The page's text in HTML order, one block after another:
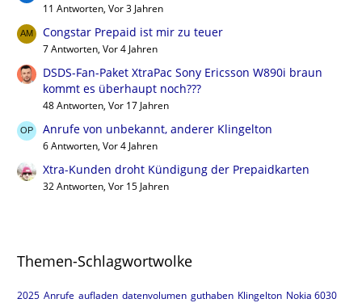
11 Antworten, Vor 3 Jahren
Congstar Prepaid ist mir zu teuer
7 Antworten, Vor 4 Jahren
DSDS-Fan-Paket XtraPac Sony Ericsson W890i braun
kommt es überhaupt noch???
48 Antworten, Vor 17 Jahren
Anrufe von unbekannt, anderer Klingelton
6 Antworten, Vor 4 Jahren
Xtra-Kunden droht Kündigung der Prepaidkarten
32 Antworten, Vor 15 Jahren
Themen-Schlagwortwolke
2025 Anrufe aufladen datenvolumen guthaben Klingelton Nokia 6030